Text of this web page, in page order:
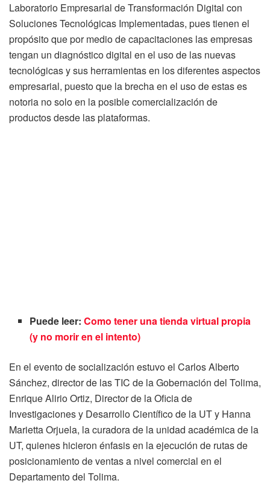
Laboratorio Empresarial de Transformación Digital con
Soluciones Tecnológicas Implementadas, pues tienen el
propósito que por medio de capacitaciones las empresas
tengan un diagnóstico digital en el uso de las nuevas
tecnológicas y sus herramientas en los diferentes aspectos
empresarial, puesto que la brecha en el uso de estas es
notoria no solo en la posible comercialización de
productos desde las plataformas.
Puede leer:Como tener una tienda virtual propia
(y no morir en el intento)
En el evento de socialización estuvo el Carlos Alberto
Sánchez, director de las TIC de la Gobernación del Tolima,
Enrique Alirio Ortiz, Director de la Oficia de
Investigaciones y Desarrollo Científico de la UT y Hanna
Marietta Orjuela, la curadora de la unidad académica de la
UT, quienes hicieron énfasis en la ejecución de rutas de
posicionamiento de ventas a nivel comercial en el
Departamento del Tolima.